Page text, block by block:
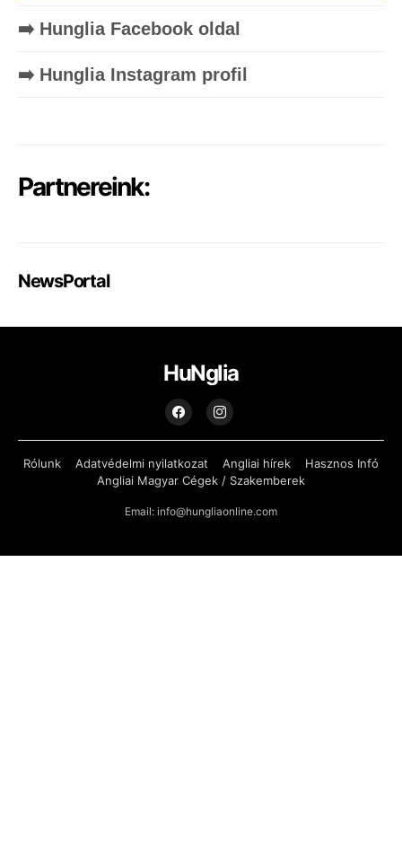
➡️ Hunglia Facebook oldal
➡️ Hunglia Instagram profil
Partnereink:
NewsPortal
HuNglia
Rólunk Adatvédelmi nyilatkozat Angliai hírek
Hasznos Infó
Angliai Magyar Cégek / Szakemberek
Email: info@hungliaonline.com